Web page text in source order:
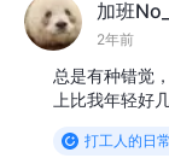
加班
2年前
总是有种错觉
上比我年轻好
打工人的日常